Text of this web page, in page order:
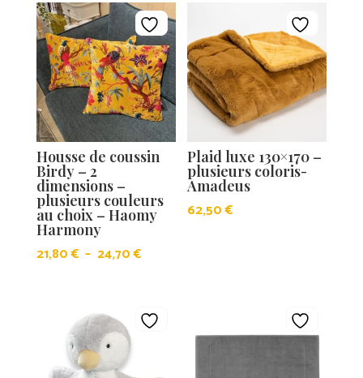
Housse de coussin
Birdy – 2
dimensions –
plusieurs couleurs
au choix – Haomy
Harmony
21,80€ – 24,70€Plage
21,80 €
Plaid luxe 130×170 –
plusieurs coloris-
Amadeus
62,50€